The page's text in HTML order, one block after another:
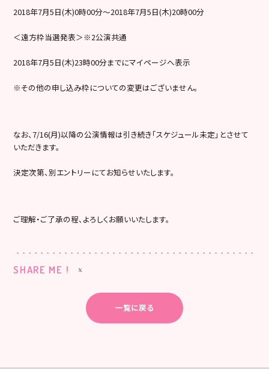
2018年7月5日(木)0時00分～2018年7月5日(木)20時00分
＜遠方枠当選発表＞※2公演共通
2018年7月5日(木)23時00分までにマイページへ表示
※その他の申し込み枠についての変更はございません。
なお、7/16(月)以降の公演情報は引き続き「スケジュール未定」とさせて
いただきます。
決定次第、別エントリーにてお知らせいたします。
ご理解・ご了承の程、よろしくお願いいたします。
SHARE ME !
一覧に戻る